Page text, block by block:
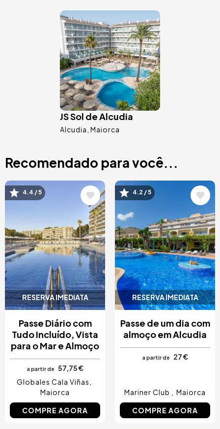
Imagem
JS Sol de Alcudia
Alcudia Maiorca
Recomendado para você...
RESERVA IMEDIATA
Imagem
4.4 / 5
Passe Diário com
Tudo Incluído, Vista
para o Mar e Almoço
a partir de
57,75 €
Globales Cala Viñas
Maiorca
COMPRE AGORA
RESERVA IMEDIATA
Imagem
4.2 / 5
Passe de um dia com
almoço em Alcudia
a partir de 27 €
Mariner Club Maiorca
COMPRE AGORA